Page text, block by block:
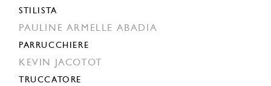
STILISTA
PAULINE ARMELLE ABADIA
PARRUCCHIERE
KEVIN JACOTOT
TRUCCATORE